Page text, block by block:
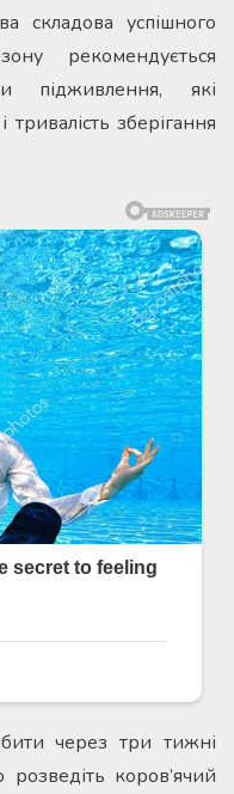
складова успішного
рекомендується
підживлення, які
зберігання
через три тижні
коров’ячий